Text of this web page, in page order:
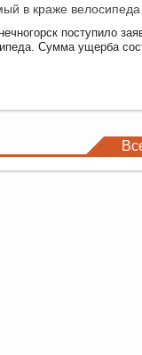
в краже велосипеда
поступило
Сумма ущерба